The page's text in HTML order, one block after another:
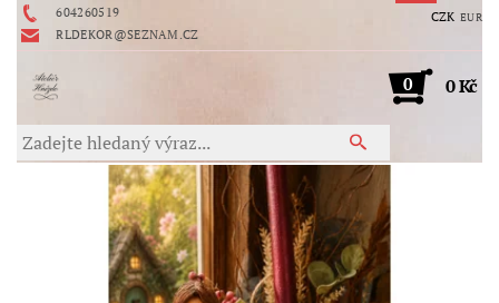
604260519
RLDEKOR@SEZNAM.CZ
CZK EUR
0 0 Kč